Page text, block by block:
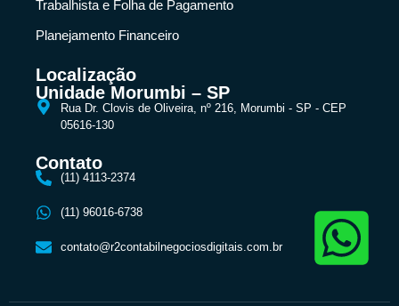
Trabalhista e Folha de Pagamento
Planejamento Financeiro
Localização
Unidade Morumbi – SP
Rua Dr. Clovis de Oliveira, nº 216, Morumbi - SP - CEP
05616-130
Contato
(11) 4113-2374
(11) 96016-6738
contato@r2contabilnegociosdigitais.com.br